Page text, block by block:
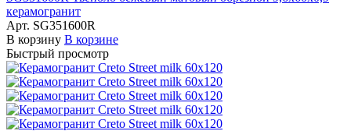
керамогранит
Арт. SG351600R
В корзину В корзине
Быстрый просмотр